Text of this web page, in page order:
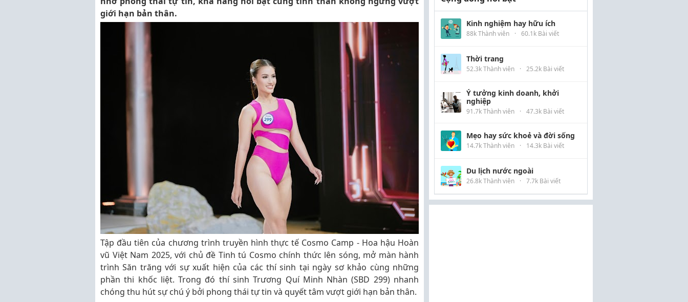
giới hạn bản thân.
Tập đầu tiên của chương trình truyền hình thực tế Cosmo Camp - Hoa hậu Hoàn
vũ Việt Nam 2025, với chủ đề Tinh tú Cosmo chính thức lên sóng, mở màn hành
trình Săn trăng với sự xuất hiện của các thí sinh tại ngày sơ khảo cùng những
phần thi khốc liệt. Trong đó thí sinh Trương Quí Minh Nhàn (SBD 299) nhanh
chóng thu hút sự chú ý bởi phong thái tự tin và quyết tâm vượt giới hạn bản thân.
Kinh nghiệm hay hữu ích
88k Thành viên · 60.1k Bài viết
Thời trang
52.3k Thành viên · 25.2k Bài viết
Ý tưởng kinh doanh, khởi
nghiệp
91.7k Thành viên · 47.3k Bài viết
Mẹo hay sức khoẻ và đời sống
14.7k Thành viên · 14.3k Bài viết
Du lịch nước ngoài
26.8k Thành viên · 7.7k Bài viết